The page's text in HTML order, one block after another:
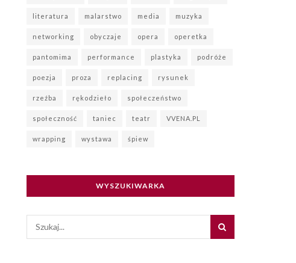
literatura malarstwo media muzyka
networking obyczaje opera operetka
pantomima performance plastyka podróże
poezja proza replacing rysunek
rzeźba rękodzieło społeczeństwo
społeczność taniec teatr VVENA.PL
wrapping wystawa śpiew
WYSZUKIWARKA